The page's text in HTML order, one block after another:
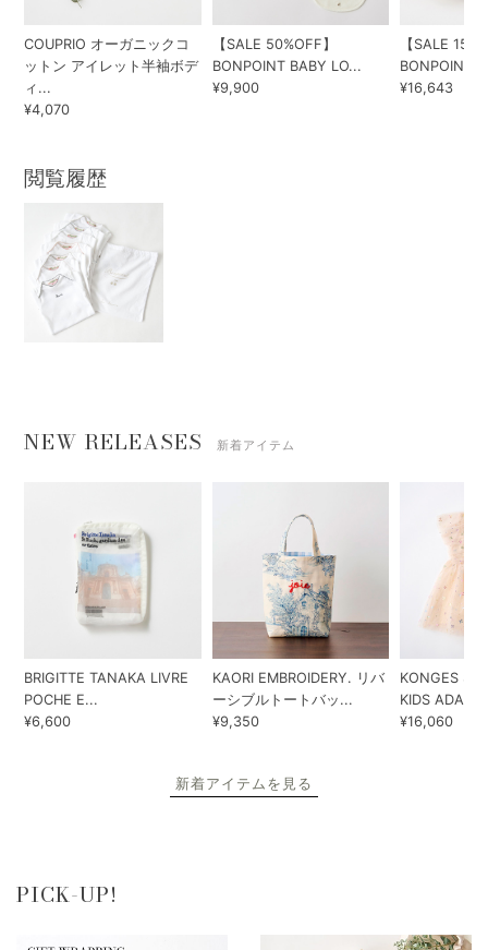
COUPRIO オーガニックコ
ットン アイレット半袖ボデ
ィ...
¥4,070
【SALE 50%OFF】
BONPOINT BABY LO...
¥9,900
【SALE
BONPOINT
¥16,643
閲覧履歴
NEW RELEASES 新着アイテム
BRIGITTE TANAKA LIVRE
POCHE E...
¥6,600
KAORI EMBROIDERY. リバ
ーシブルトートバッ...
¥9,350
KONGES
KIDS ADA...
¥16,060
新着アイテムを見る
PICK-UP!